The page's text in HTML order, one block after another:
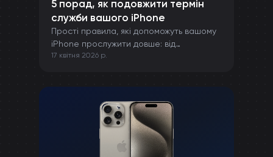
5 порад, як подовжити термін
служби вашого iPhone
Прості правила, які допоможуть вашому
iPhone прослужити довше: від
правильної зарядки до захисту від
17 квітня 2026 р.